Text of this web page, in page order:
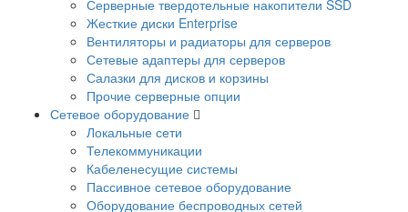
Серверные твердотельные накопители SSD
Жесткие диски Enterprise
Вентиляторы и радиаторы для серверов
Сетевые адаптеры для серверов
Салазки для дисков и корзины
Прочие серверные опции
Сетевое оборудование
Локальные сети
Телекоммуникации
Кабеленесущие системы
Пассивное сетевое оборудование
Оборудование беспроводных сетей